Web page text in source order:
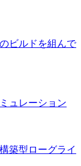
ビルドを組んで
ュレーション
築型ローグライ